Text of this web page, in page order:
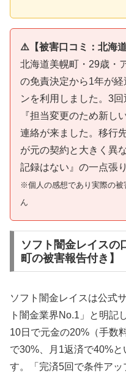
⚠️【被害口コミ：北海
北海道美幌町・29歳・
の免責決定から1年が
ンを利用しました。3
『担当変更のため新し
連絡が来ました。移行
が元の契約と大きく異
記録はない』の一点張
※個人の感想であり実際の
ん
ソフト闇金レイスの
町の被害報告付き】
ソフト闇金レイスは公式
ト闇金業界No.1」と明記
10日で元金の20%（手数
で30%、月1返済で40%
す。「完済5回で条件ア